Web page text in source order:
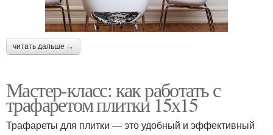
читать дальше →
Мастер-класс: как работать с
трафаретом плитки 15х15
Трафареты для плитки — это удобный и эффективный